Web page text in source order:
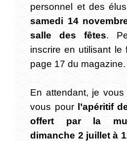
personnel et des
samedi 14
salle des fêtes.
inscrire en utilisant le
page 17 du magazine.
En attendant, je
vous pour l’apéritif
offert par la
dimanche 2 juillet à